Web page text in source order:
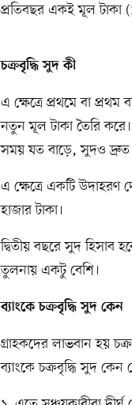
প্রতিবছর একই মূল টাকা
চক্রবৃদ্ধি সুদ কী
এ ক্ষেত্রে প্রথমে বা
নতুন মূল টাকা তৈরি
সময় যত বাড়ে, সুদও দ্রুত
এ ক্ষেত্রে একটি উদাহরণ
হাজার টাকা।
দ্বিতীয় বছরে সুদ হিসাব
তুলনায় একটু বেশি।
ব্যাংকে চক্রবৃদ্ধি সুদ কেন
গ্রাহকদের লাভবান হয়
ব্যাংকে চক্রবৃদ্ধি সুদ